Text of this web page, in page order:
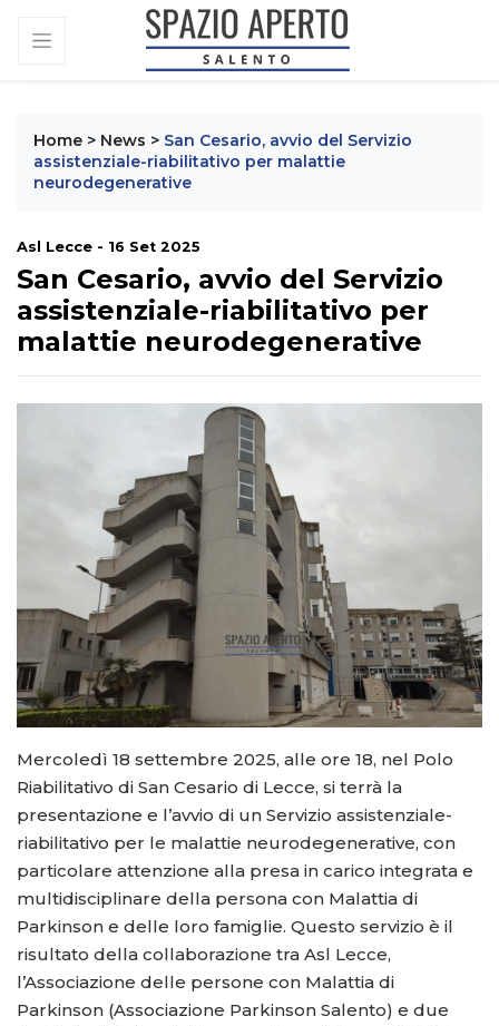
Home > News > San Cesario, avvio del Servizio
assistenziale-riabilitativo per malattie
neurodegenerative
Asl Lecce - 16 Set 2025
San Cesario, avvio del Servizio
assistenziale-riabilitativo per
malattie neurodegenerative
Mercoledì 18 settembre 2025, alle ore 18, nel Polo
Riabilitativo di San Cesario di Lecce, si terrà la
presentazione e l’avvio di un Servizio assistenziale-
riabilitativo per le malattie neurodegenerative, con
particolare attenzione alla presa in carico integrata e
multidisciplinare della persona con Malattia di
Parkinson e delle loro famiglie. Questo servizio è il
risultato della collaborazione tra Asl Lecce,
l’Associazione delle persone con Malattia di
Parkinson (Associazione Parkinson Salento) e due